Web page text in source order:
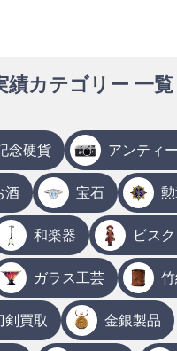
績カテゴリー 一覧
念硬貨 アンティ
酒 宝石
和楽器 ビス
ガラス工芸
剣買取 金銀製品